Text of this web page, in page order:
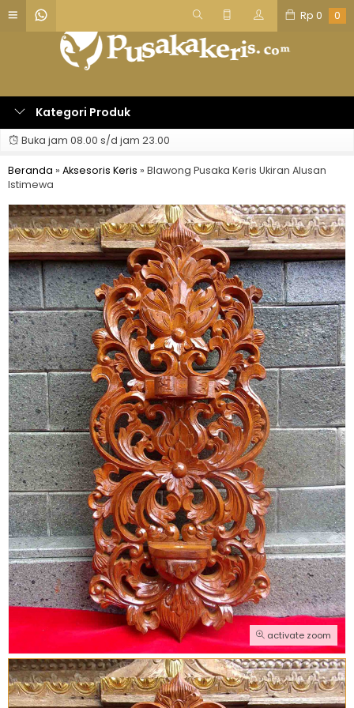
Rp 0 0
Kategori Produk
Buka jam 08.00 s/d jam 23.00
Beranda » Aksesoris Keris » Blawong Pusaka Keris Ukiran Alusan
Istimewa
activate zoom